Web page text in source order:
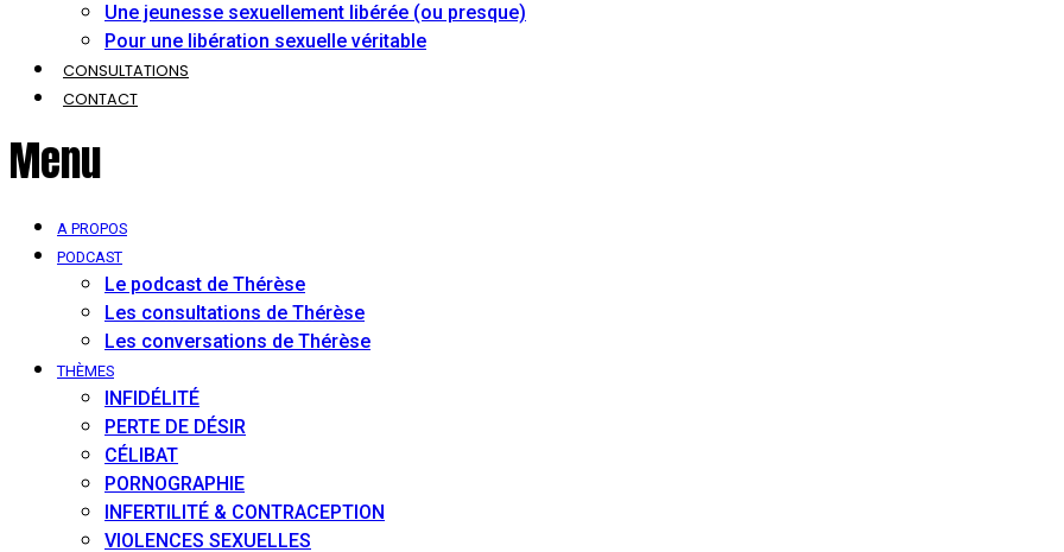
Une jeunesse sexuellement libérée (ou presque)
Pour une libération sexuelle véritable
CONSULTATIONS
CONTACT
Menu
A PROPOS
PODCAST
Le podcast de Thérèse
Les consultations de Thérèse
Les conversations de Thérèse
THÈMES
INFIDÉLITÉ
PERTE DE DÉSIR
CÉLIBAT
PORNOGRAPHIE
INFERTILITÉ & CONTRACEPTION
VIOLENCES SEXUELLES